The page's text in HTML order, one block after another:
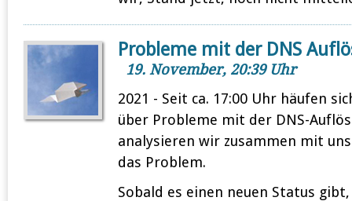
Probleme mit der DNS
19. November, 20:39 Uhr
2021 - Seit ca. 17:00 Uhr häufen
über Probleme mit der DNS-
analysieren wir zusammen mit
das Problem.
Sobald es einen neuen Status